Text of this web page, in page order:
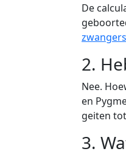
De
2.
Nee.
en
geiten
3.